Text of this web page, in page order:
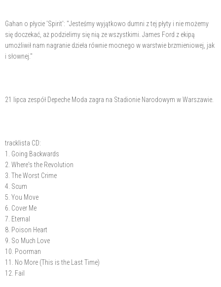
Gahan o płycie 'Spirit': "Jesteśmy wyjątkowo dumni z tej płyty i nie możemy
się doczekać, aż podzielimy się nią ze wszystkimi. James Ford z ekipą
umożliwił nam nagranie dzieła równie mocnego w warstwie brzmieniowej, jak
i słownej."
21 lipca zespół Depeche Moda zagra na Stadionie Narodowym w Warszawie.
tracklista CD:
1. Going Backwards
2. Where's the Revolution
3. The Worst Crime
4. Scum
5. You Move
6. Cover Me
7. Eternal
8. Poison Heart
9. So Much Love
10. Poorman
11. No More (This is the Last Time)
12. Fail